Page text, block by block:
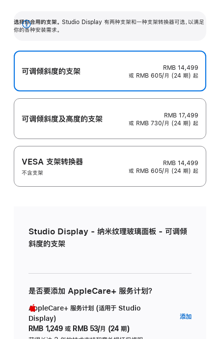
选择你合用的支架。 Studio Display 有两种支架和一种支架转换器可选，以满足
你的各种安装需求。
展
可调倾斜度的支架
RMB 14,499
或 RMB 605/月 (24 期) 起
可调倾斜度及高‍度的支‍架
RMB 17,499
或 RMB 730/月 (24 期) 起
VESA 支架转换器
不含支架
RMB 14,499
或 RMB 605/月 (24 期) 起
Studio Display - 纳米纹理玻璃面板 - 可调倾
斜度的支架
是否要添加 AppleCare+ 服务计划？
AppleCare+ 服务计划 (适用于 Studio
Display)
RMB 1,249 或 RMB 53/月 (24 期)
添加